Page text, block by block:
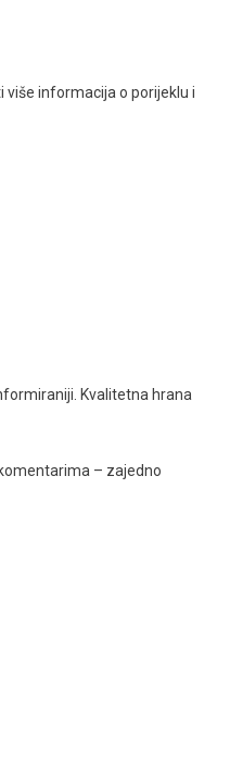
više informacija o porijeklu i
Kvalitetna hrana
– zajedno